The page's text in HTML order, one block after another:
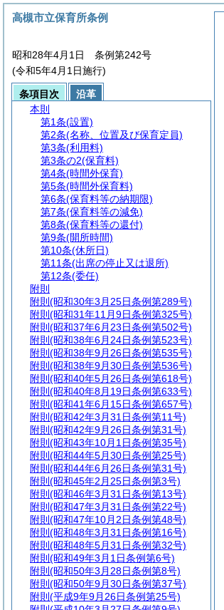
高槻市立保育所条例
昭和28年4月1日 条例第242号
(令和5年4月1日施行)
条項目次
沿革
本則
第1条(設置)
第2条(名称、位置及び保育定員)
第3条(利用料)
第3条の2(保育料)
第4条(時間外保育)
第5条(時間外保育料)
第6条(保育料等の納期限)
第7条(保育料等の減免)
第8条(保育料等の還付)
第9条(開所時間)
第10条(休所日)
第11条(出席の停止又は退所)
第12条(委任)
附則
附則 (昭和30年3月25日条例第289号)
附則 (昭和31年11月9日条例第325号)
附則 (昭和37年6月23日条例第502号)
附則 (昭和38年6月24日条例第523号)
附則 (昭和38年9月26日条例第535号)
附則 (昭和38年9月30日条例第536号)
附則 (昭和40年5月26日条例第618号)
附則 (昭和40年8月19日条例第633号)
附則 (昭和41年6月15日条例第657号)
附則 (昭和42年3月31日条例第11号)
附則 (昭和42年9月26日条例第31号)
附則 (昭和43年10月1日条例第35号)
附則 (昭和44年5月30日条例第25号)
附則 (昭和44年6月26日条例第31号)
附則 (昭和45年2月25日条例第3号)
附則 (昭和46年3月31日条例第13号)
附則 (昭和47年3月31日条例第22号)
附則 (昭和47年10月2日条例第48号)
附則 (昭和48年3月31日条例第16号)
附則 (昭和48年5月31日条例第32号)
附則 (昭和49年3月1日条例第6号)
附則 (昭和50年3月28日条例第8号)
附則 (昭和50年9月30日条例第37号)
附則 (平成9年9月26日条例第25号)